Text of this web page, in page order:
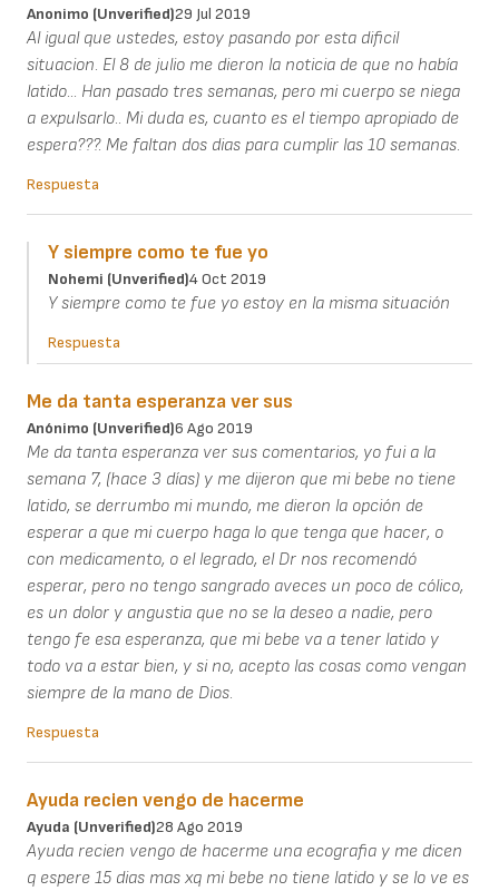
Anonimo (unverified)29 Jul 2019
Al igual que ustedes, estoy pasando por esta dificil
situacion. El 8 de julio me dieron la noticia de que no había
latido... Han pasado tres semanas, pero mi cuerpo se niega
a expulsarlo.. Mi duda es, cuanto es el tiempo apropiado de
espera???. Me faltan dos dias para cumplir las 10 semanas.
Respuesta
Y siempre como te fue yo
Nohemi (unverified)4 Oct 2019
Y siempre como te fue yo estoy en la misma situación
Respuesta
Me da tanta esperanza ver sus
Anónimo (unverified)6 Ago 2019
Me da tanta esperanza ver sus comentarios, yo fui a la
semana 7, (hace 3 días) y me dijeron que mi bebe no tiene
latido, se derrumbo mi mundo, me dieron la opción de
esperar a que mi cuerpo haga lo que tenga que hacer, o
con medicamento, o el legrado, el Dr nos recomendó
esperar, pero no tengo sangrado aveces un poco de cólico,
es un dolor y angustia que no se la deseo a nadie, pero
tengo fe esa esperanza, que mi bebe va a tener latido y
todo va a estar bien, y si no, acepto las cosas como vengan
siempre de la mano de Dios.
Respuesta
Ayuda recien vengo de hacerme
Ayuda (unverified)28 Ago 2019
Ayuda recien vengo de hacerme una ecografia y me dicen
q espere 15 dias mas xq mi bebe no tiene latido y se lo ve es